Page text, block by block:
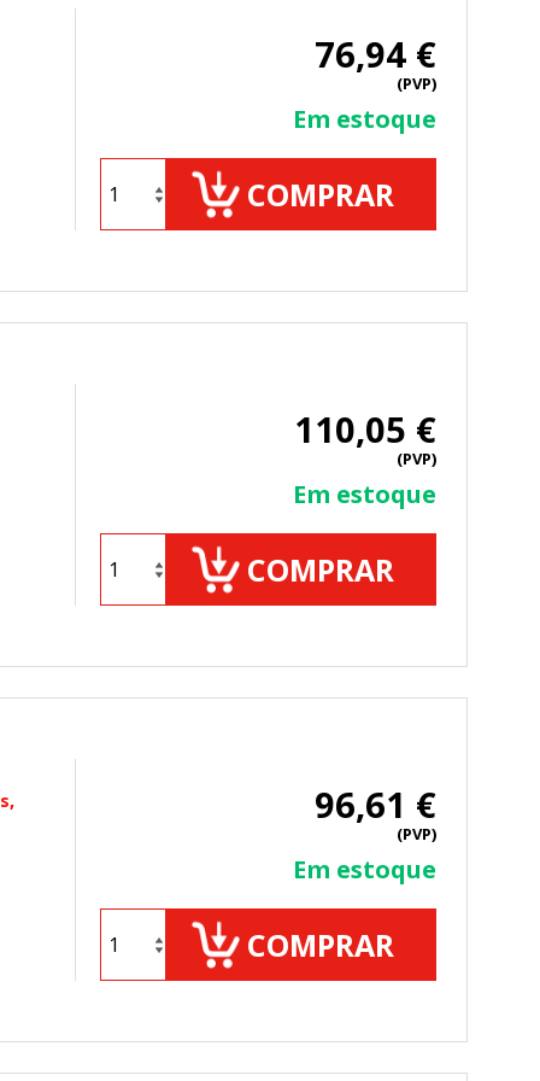
76,94 €
(PVP)
Em estoque
COMPRAR
110,05 €
(PVP)
Em estoque
COMPRAR
96,61 €
(PVP)
Em estoque
COMPRAR
Puede configurar su
cookies no almacenan ninguna
nuestro sitio y mejorarlo. Nos
Toda la información que recogen
ser utilizadas por esas
puedes consultar nuestra